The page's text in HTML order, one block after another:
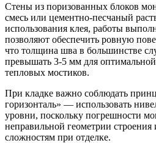
Стены из поризованных блоков
смесь или цементно-песчаный
использования клея, работы
позволяют обеспечить ровную
что толщина шва в большинстве
превышать 3-5 мм для
тепловых мостиков.
При кладке важно соблюдать
горизонталь» — использовать
уровни, поскольку погрешности
неправильной геометрии
сложностям при отделке.